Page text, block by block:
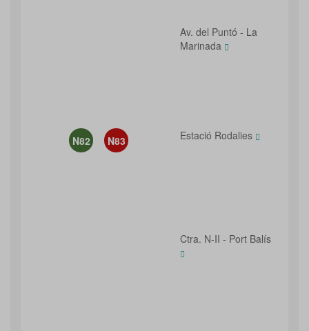
Av. del Puntó - La
Marinada
N82 N83 Estació Rodalies
Ctra. N-II - Port Balís